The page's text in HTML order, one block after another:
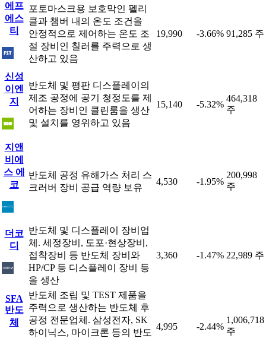
에프
에스
티
포토마스크용 보호막인 펠리
클과 챔버 내의 온도 조건을
안정적으로 제어하는 온도 조
절 장비인 칠러를 주력으로 생
산하고 있음
19,990 -3.66% 91,285 주
신성
이엔
지
반도체 및 평판 디스플레이의
제조 공정에 공기 청정도를 제
어하는 장비인 클린룸을 생산
및 설치를 영위하고 있음
15,140 -5.32%
464,318
주
지앤
비에
스 에
코
반도체 공정 유해가스 처리 스
크러버 장비 공급 역량 보유
4,530 -1.95%
200,998
주
더코
디
반도체 및 디스플레이 장비업
체. 세정장비, 도포·현상장비,
접착장비 등 반도체 장비와
HP/CP 등 디스플레이 장비 등
을 생산
3,360 -1.47% 22,989 주
SFA
반도
체
반도체 조립 및 TEST 제품을
주력으로 생산하는 반도체 후
공정 전문업체. 삼성전자, SK
하이닉스, 마이크론 등의 반도
4,995 -2.44%
1,006,718
주